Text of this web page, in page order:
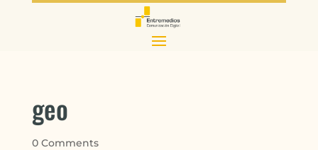
geo
0 Comments